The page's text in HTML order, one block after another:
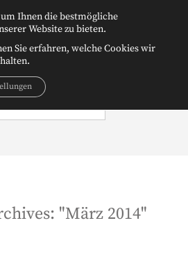
"März 2014"
Ihnen die bestmögliche
Website zu bieten.
Sie erfahren, welche Cookies wir